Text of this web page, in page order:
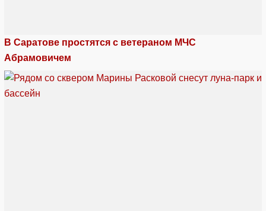
В Саратове простятся с ветераном МЧС
Абрамовичем